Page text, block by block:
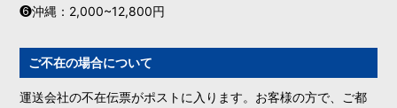
❻沖縄：2,000~12,800円
ご不在の場合について
運送会社の不在伝票がポストに入ります。お客様の方で、ご都